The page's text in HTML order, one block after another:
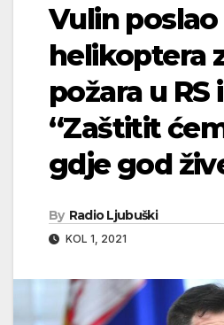
Vulin poslao
helikoptera
požara u RS
“Zaštitit
gdje god
By Radio Ljubuški
KOL 1, 2021